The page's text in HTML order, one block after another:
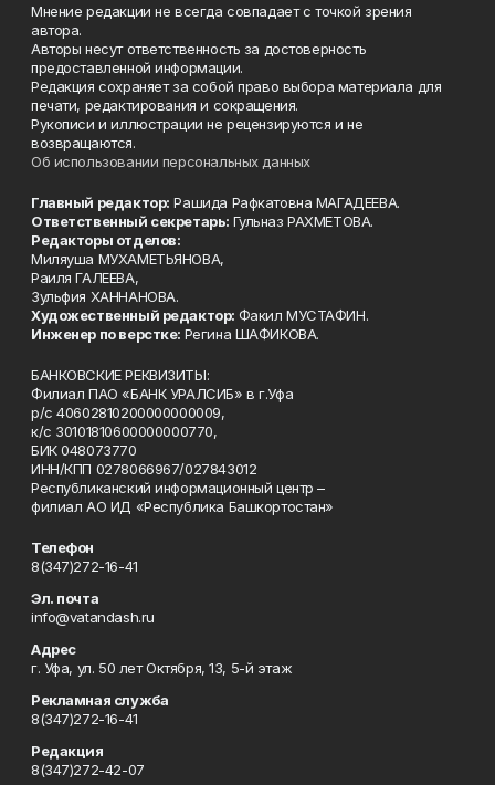
Мнение редакции не всегда совпадает с точкой зрения
автора.
Авторы несут ответственность за достоверность
предоставленной информации.
Редакция сохраняет за собой право выбора материала для
печати, редактирования и сокращения.
Рукописи и иллюстрации не рецензируются и не
возвращаются.
Об использовании персональных данных
Главный редактор: Рашида Рафкатовна МАГАДЕЕВА.
Ответственный секретарь: Гульназ РАХМЕТОВА.
Редакторы отделов:
Миляуша МУХАМЕТЬЯНОВА,
Раиля ГАЛЕЕВА,
Зульфия ХАННАНОВА.
Художественный редактор: Факил МУСТАФИН.
Инженер по верстке: Регина ШАФИКОВА.
БАНКОВСКИЕ РЕКВИЗИТЫ:
Филиал ПАО «БАНК УРАЛСИБ» в г.Уфа
р/с 40602810200000000009,
к/с 30101810600000000770,
БИК 048073770
ИНН/КПП 0278066967/027843012
Республиканский информационный центр –
филиал АО ИД «Республика Башкортостан»
Телефон
8(347)272-16-41
Эл. почта
info@vatandash.ru
Адрес
г. Уфа, ул. 50 лет Октября, 13, 5-й этаж
Рекламная служба
8(347)272-16-41
Редакция
8(347)272-42-07